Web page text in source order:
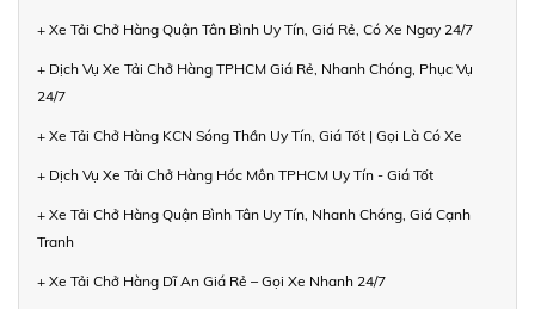
+ Xe Tải Chở Hàng Quận Tân Bình Uy Tín, Giá Rẻ, Có Xe Ngay 24/7
+ Dịch Vụ Xe Tải Chở Hàng TPHCM Giá Rẻ, Nhanh Chóng, Phục Vụ
24/7
+ Xe Tải Chở Hàng KCN Sóng Thần Uy Tín, Giá Tốt | Gọi Là Có Xe
+ Dịch Vụ Xe Tải Chở Hàng Hóc Môn TPHCM Uy Tín - Giá Tốt
+ Xe Tải Chở Hàng Quận Bình Tân Uy Tín, Nhanh Chóng, Giá Cạnh
Tranh
+ Xe Tải Chở Hàng Dĩ An Giá Rẻ – Gọi Xe Nhanh 24/7